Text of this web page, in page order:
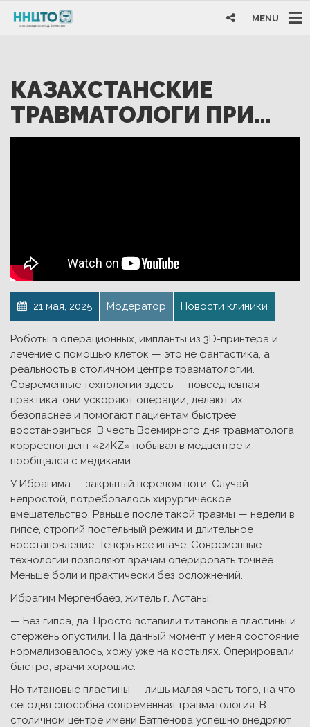
MENU
КАЗАХСТАНСКИЕ
ТРАВМАТОЛОГИ ПРИ…
21 мая, 2025 Модератор Новости клиники
Роботы в операционных, импланты из 3D-принтера и
лечение с помощью клеток — это не фантастика, а
реальность в столичном центре травматологии.
Современные технологии здесь — повседневная
практика: они ускоряют операции, делают их
безопаснее и помогают пациентам быстрее
восстановиться. В честь Всемирного дня травматолога
корреспондент «24KZ» побывал в медцентре и
пообщался с медиками.
У Ибрагима — закрытый перелом ноги. Случай
непростой, потребовалось хирургическое
вмешательство. Раньше после такой травмы — недели в
гипсе, строгий постельный режим и длительное
восстановление. Теперь всё иначе. Современные
технологии позволяют врачам оперировать точнее.
Меньше боли и практически без осложнений.
Ибрагим Мергенбаев, житель г. Астаны:
— Без гипса, да. Просто вставили титановые пластины и
стержень опустили. На данный момент у меня состояние
нормализовалось, хожу уже на костылях. Оперировали
быстро, врачи хорошие.
Но титановые пластины — лишь малая часть того, на что
сегодня способна современная травматология. В
столичном центре имени Батпенова успешно внедряют